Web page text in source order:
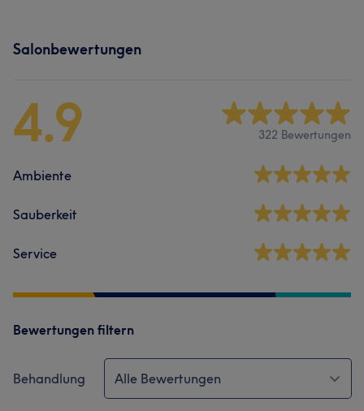
Salonbewertungen
4.9 322 Bewertungen
Ambiente
Sauberkeit
Service
Bewertungen filtern
Behandlung Alle Bewertungen